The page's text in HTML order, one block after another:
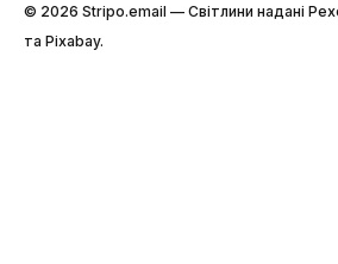
© 2026 Stripо.email — Світлини надані
та Pixabay.